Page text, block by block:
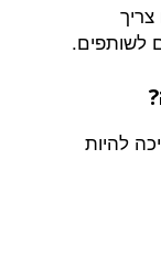
לשותפים.
להיות